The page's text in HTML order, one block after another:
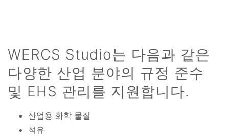
WERCS Studio는 다음과 같은
다양한 산업 분야의 규정 준수
및 EHS 관리를 지원합니다.
산업용 화학 물질
석유